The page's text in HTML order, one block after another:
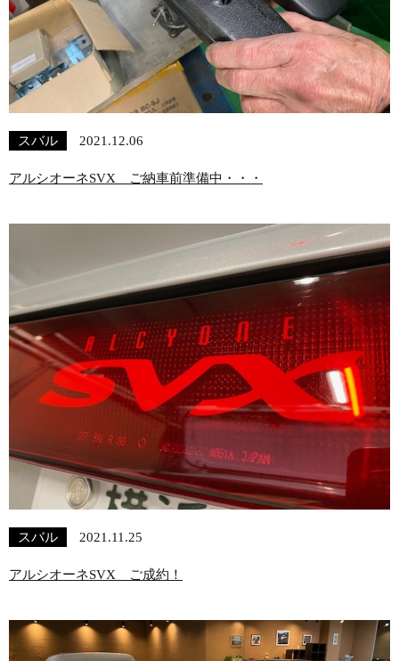
スバル 2021.12.06
アルシオーネSVX ご納車前準備中・・・
スバル 2021.11.25
アルシオーネSVX ご成約！